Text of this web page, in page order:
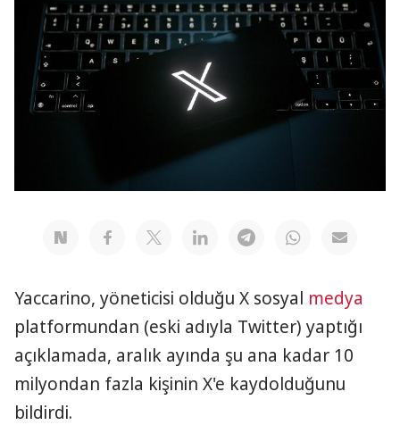
Yaccarino, yöneticisi olduğu X sosyal medya
platformundan (eski adıyla Twitter) yaptığı
açıklamada, aralık ayında şu ana kadar 10
milyondan fazla kişinin X'e kaydolduğunu
bildirdi.